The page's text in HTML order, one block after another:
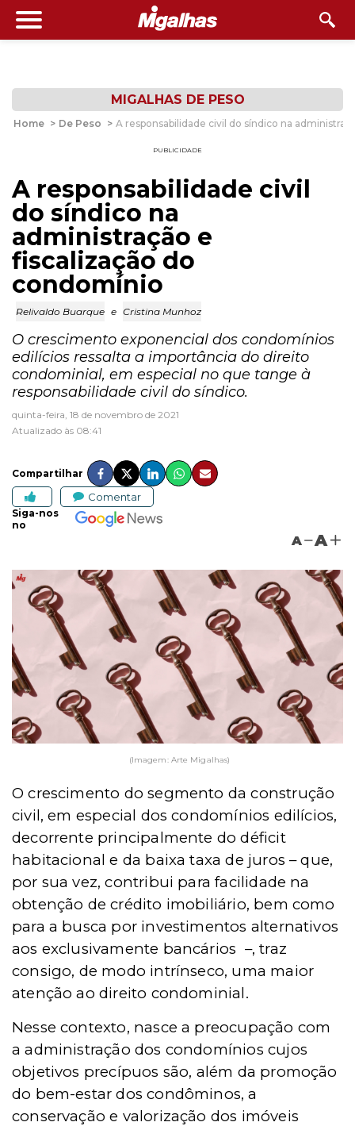
MIGALHAS DE PESO
Home > De Peso > A responsabilidade civil do síndico na
PUBLICIDADE
A responsabilidade civil
do síndico na
administração e
fiscalização do
condomínio
Relivaldo Buarque e Cristina Munhoz
O crescimento exponencial dos condomínios
edilícios ressalta a importância do direito
condominial, em especial no que tange à
responsabilidade civil do síndico.
quinta-feira, 18 de novembro de 2021
Atualizado às 08:41
Compartilhar
Comentar
Siga-nos
no
A A
(Imagem: Arte Migalhas)
O crescimento do segmento da construção
civil, em especial dos condomínios edilícios,
decorrente principalmente do déficit
habitacional e da baixa taxa de juros–que,
por sua vez, contribui para facilidade na
obtenção de crédito imobiliário, bem como
para a busca por investimentos alternativos
aos exclusivamente bancários –, traz
consigo, de modo intrínseco, uma maior
atenção ao direito condominial.
Nesse contexto, nasce a preocupação com
a administração dos condomínios cujos
objetivos precípuos são, além da promoção
do bem-estar dos condôminos, a
conservação e valorização dos imóveis